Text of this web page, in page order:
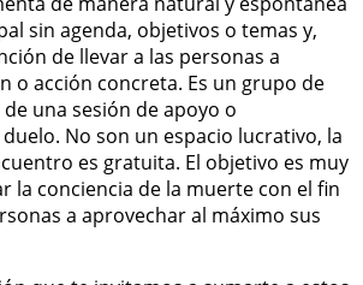
sin agenda, objetivos o temas y,
de llevar a las personas a
o acción concreta. Es un grupo de
una sesión de apoyo o
No son un espacio lucrativo, la
es gratuita. El objetivo es muy
la conciencia de la muerte con el fin
a aprovechar al máximo sus